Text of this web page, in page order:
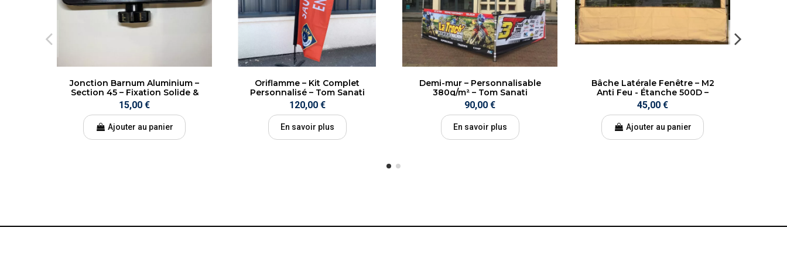
Jonction Barnum Aluminium –
Section 45 – Fixation Solide &
Rapide – Tom Sanati
15,00 €
Ajouter au panier
Oriflamme – Kit Complet
Personnalisé – Tom Sanati
120,00 €
En savoir plus
Demi-mur – Personnalisable
380g/m² – Tom Sanati
90,00 €
En savoir plus
Bâche Latérale Fenêtre – M2
Anti Feu - Étanche 500D –
Tom Sanati
45,00 €
Ajouter au panier